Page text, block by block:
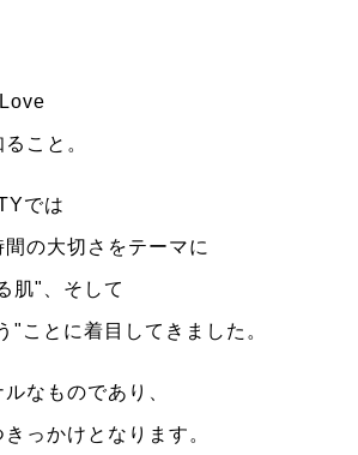
こと。
では
の大切さをテーマに
肌"、そして
"ことに着目してきました。
なものであり、
っかけとなります。